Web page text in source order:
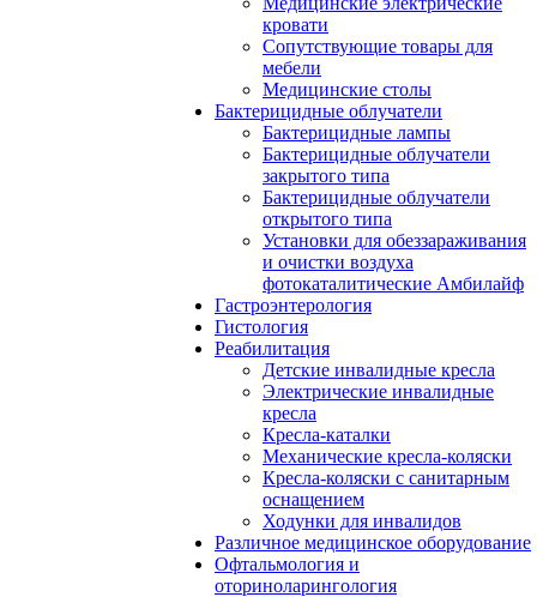
кровати
Сопутствующие товары для
мебели
Медицинские столы
Бактерицидные облучатели
Бактерицидные лампы
Бактерицидные облучатели
закрытого типа
Бактерицидные облучатели
открытого типа
Установки для обеззараживания
и очистки воздуха
фотокаталитические Амбилайф
Гастроэнтерология
Гистология
Реабилитация
Детские инвалидные кресла
Электрические инвалидные
кресла
Кресла-каталки
Механические кресла-коляски
Кресла-коляски с санитарным
оснащением
Ходунки для инвалидов
Различное медицинское оборудование
Офтальмология и
оториноларингология